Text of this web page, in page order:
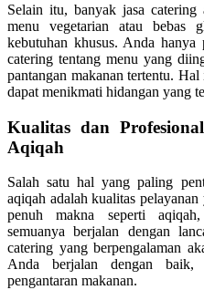
Selain itu, banyak jasa
menu vegetarian atau bebas
kebutuhan khusus. Anda
catering tentang menu yang
pantangan makanan tertentu.
dapat menikmati hidangan yang
Kualitas dan
Aqiqah
Salah satu hal yang paling
aqiqah adalah kualitas
penuh makna seperti
semuanya berjalan dengan
catering yang berpengalaman
Anda berjalan dengan baik,
pengantaran makanan.